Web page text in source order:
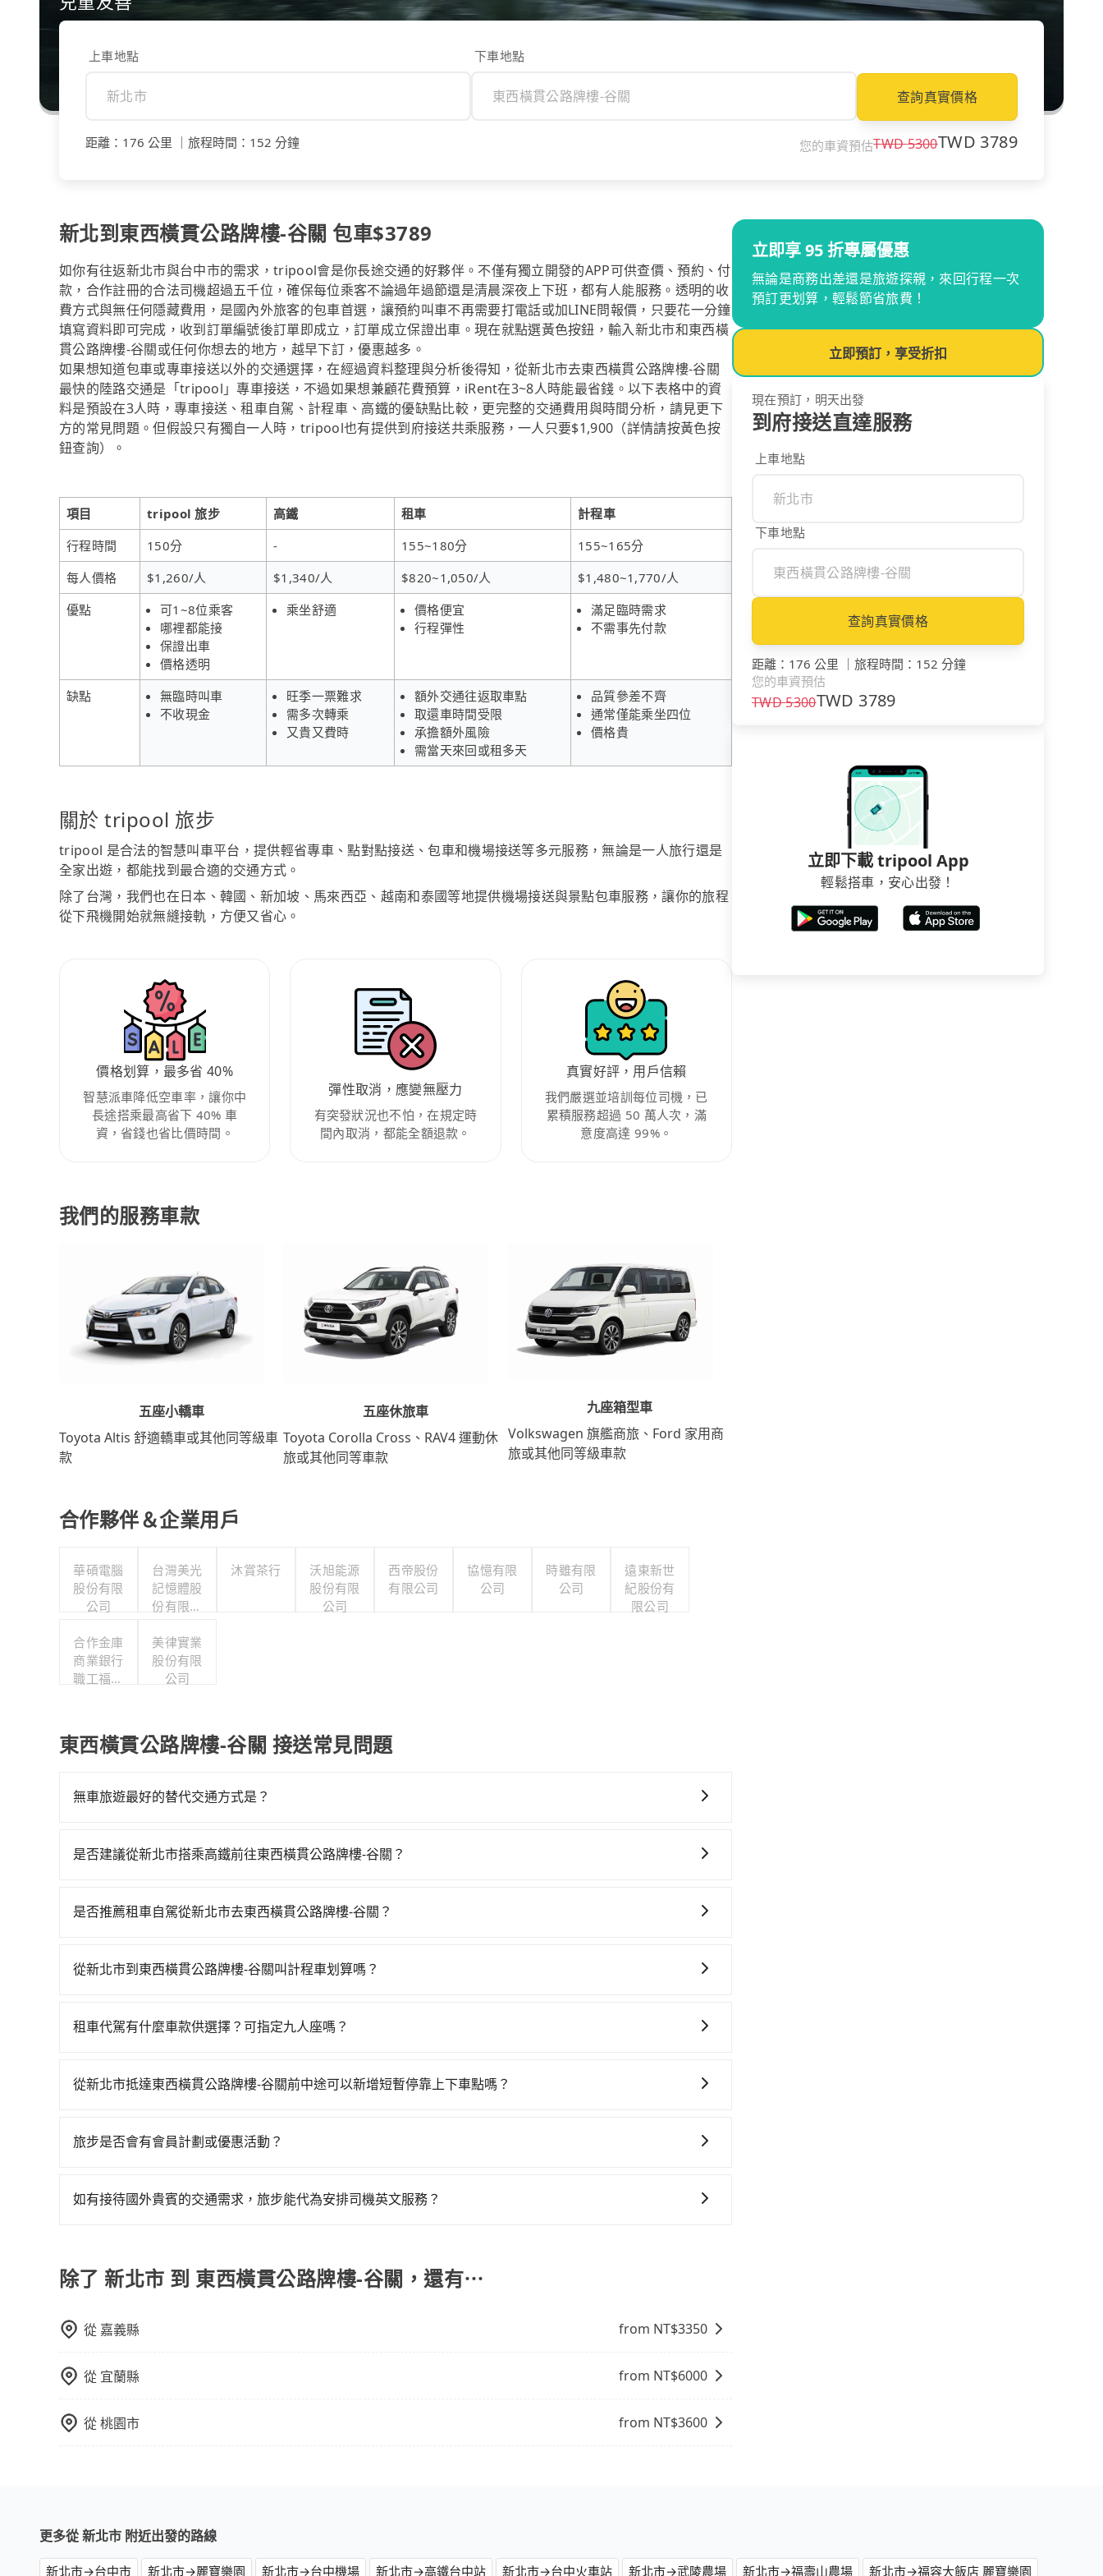
上車地點 下車地點
查詢真實價格
距離 ： 176 公里 旅程時間 ： 152 分鐘 您的車資預估TWD5300TWD 3789
新北到東西橫貫公路牌樓-谷關 包車$3789
如你有往返新北市與台中市的需求，tripool會是你長途交通的好夥伴。不僅有獨立開發的APP可供查價、預約、付
款，合作註冊的合法司機超過五千位，確保每位乘客不論過年過節還是清晨深夜上下班，都有人能服務。透明的收
費方式與無任何隱藏費用，是國內外旅客的包車首選，讓預約叫車不再需要打電話或加LINE問報價，只要花一分鐘
填寫資料即可完成，收到訂單編號後訂單即成立，訂單成立保證出車。現在就點選黃色按鈕，輸入新北市和東西橫
貫公路牌樓-谷關或任何你想去的地方，越早下訂，優惠越多。
如果想知道包車或專車接送以外的交通選擇，在經過資料整理與分析後得知，從新北市去東西橫貫公路牌樓-谷關
最快的陸路交通是「tripool」專車接送，不過如果想兼顧花費預算，iRent在3~8人時能最省錢。以下表格中的資
料是預設在3人時，專車接送、租車自駕、計程車、高鐵的優缺點比較，更完整的交通費用與時間分析，請見更下
方的常見問題。但假設只有獨自一人時，tripool也有提供到府接送共乘服務，一人只要$1,900（詳情請按黃色按
鈕查詢）。
項目 tripool 旅步 高鐵 租車
計程車
行程時間
150分 - 155~180分
155~165分
每人價格
$1,260/人 $1,340/人 $820~1,050/人
$1,480~1,770/人
優點
可1~8位乘客
哪裡都能接
保證出車
價格透明
乘坐舒適
價格便宜
行程彈性
滿足臨時需求
不需事先付款
缺點
無臨時叫車
不收現金
旺季一票難求
需多次轉乘
又貴又費時
額外交通往返取車點
取還車時間受限
承擔額外風險
需當天來回或租多天
品質參差不齊
通常僅能乘坐四位
價格貴
關於 tripool 旅步
tripool 是合法的智慧叫車平台，提供輕省專車、點對點接送、包車和機場接送等多元服務，無論是一人旅行還是
全家出遊，都能找到最合適的交通方式。
除了台灣，我們也在日本、韓國、新加坡、馬來西亞、越南和泰國等地提供機場接送與景點包車服務，讓你的旅程
從下飛機開始就無縫接軌，方便又省心。
價格划算，最多省 40%
智慧派車降低空車率，讓你中
長途搭乘最高省下 40% 車
資，省錢也省比價時間。
彈性取消，應變無壓力
有突發狀況也不怕，在規定時
間內取消，都能全額退款。
真實好評，用戶信賴
我們嚴選並培訓每位司機，已
累積服務超過 50 萬人次，滿
意度高達 99%。
我們的服務車款
五座小轎車
Toyota Altis 舒適轎車或其他同等級車
款
五座休旅車
Toyota Corolla Cross、RAV4 運動休
旅或其他同等車款
九座箱型車
Volkswagen 旗艦商旅、Ford 家用商
旅或其他同等級車款
合作夥伴＆企業用戶
華碩電腦
股份有限
公司
台灣美光
記憶體股
份有限公
沐賞茶行
沃旭能源
股份有限
公司
西帝股份
有限公司
協憶有限
公司
時雖有限
公司
遠東新世
紀股份有
限公司
合作金庫
商業銀行
職工福利
美律實業
股份有限
公司
東西橫貫公路牌樓-谷關 接送常見問題
無車旅遊最好的替代交通方式是？
車、捷運、客運等，或者考慮租車。如果您想要更便利的出行方式，您也可以選擇使用像是旅步提供的包車服
是否建議從新北市搭乘高鐵前往東西橫貫公路牌樓-谷關？
天最多有91班次高鐵可搭乘。假設從新北市中和區前往最靠近的板橋高鐵站，叫一輛計程車花費約200元、車程
花70分鐘、車費1,800元後，抵達東西橫貫公路牌樓-谷關 (台中市和平區) 的目的地。全程加上轉車時間共2小時
且更會額外浪費19分鐘在轉乘與等車上，現在還不馬上來預約tripool！如果你僅有兩位乘車，也可參考tripool
是否推薦租車自駕從新北市去東西橫貫公路牌樓-谷關？
天就要來回，那在新北路邊可隨租隨借的iRent應該是你最便宜選擇。註冊完iRent的app後，可以每小時
時40元路邊停車費用預估進去，但額外的汽車保險與可能的罰單都需自付。再者，和運的iRent只提供最基本的
的車門仍未被修理，每一次租車都好像在開樂透一樣。另外，偶爾也會遇到明明已經預約了時間但上一位用戶卻
點仍有段距離，在遇到下雨天或者載行李時，就顯得非常不便。
從新北市到東西橫貫公路牌樓-谷關叫計程車划算嗎？
到車，也可考慮打電話至附近的計程車隊，如櫻華交通、藍天使計程車、新北市敦南計程車等叫車看看。依照里
叫車平台或電話叫車，這代表你需要事先預約，並且要做好等待較久的心理準備。綜合以上，無論在價格或服務
租車代駕有什麼車款供選擇？可指定九人座嗎？
VW為主，其中也有少量進口車像凌志Lexus、特斯拉Tesla、賓士Benz等高級車款。全部五年內合法營業用車，
從新北市抵達東西橫貫公路牌樓-谷關前中途可以新增短暫停靠上下車點嗎？
點位置，前後額外里程數5公里內加收200元。雖然可能有些路線完全順路，但是司機多點停靠就會有額外的等待
旅步是否會有會員計劃或優惠活動？
如有接待國外貴賓的交通需求，旅步能代為安排司機英文服務？
除了 新北市 到 東西橫貫公路牌樓-谷關，還有⋯
從 嘉義縣 from NT$3350
從 宜蘭縣 from NT$6000
從桃園市 from NT$3600
立即享 95 折專屬優惠
無論是商務出差還是旅遊探親，來回行程一次
預訂更划算，輕鬆節省旅費！
立即預訂，享受折扣
現在預訂，明天出發
到府接送直達服務
上車地點
下車地點
查詢真實價格
距離 ： 176 公里 ｜ 旅程時間 ： 152 分鐘
您的車資預估
TWD5300TWD 3789
立即下載 tripool App
輕鬆搭車，安心出發！
更多從 新北市 附近出發的路線
新北市→台中市 新北市→麗寶樂園 新北市→台中機場 新北市→高鐵台中站 新北市→台中火車站 新北市→武陵農場 新北市→福壽山農場 新北市→福容大飯店 麗寶樂園